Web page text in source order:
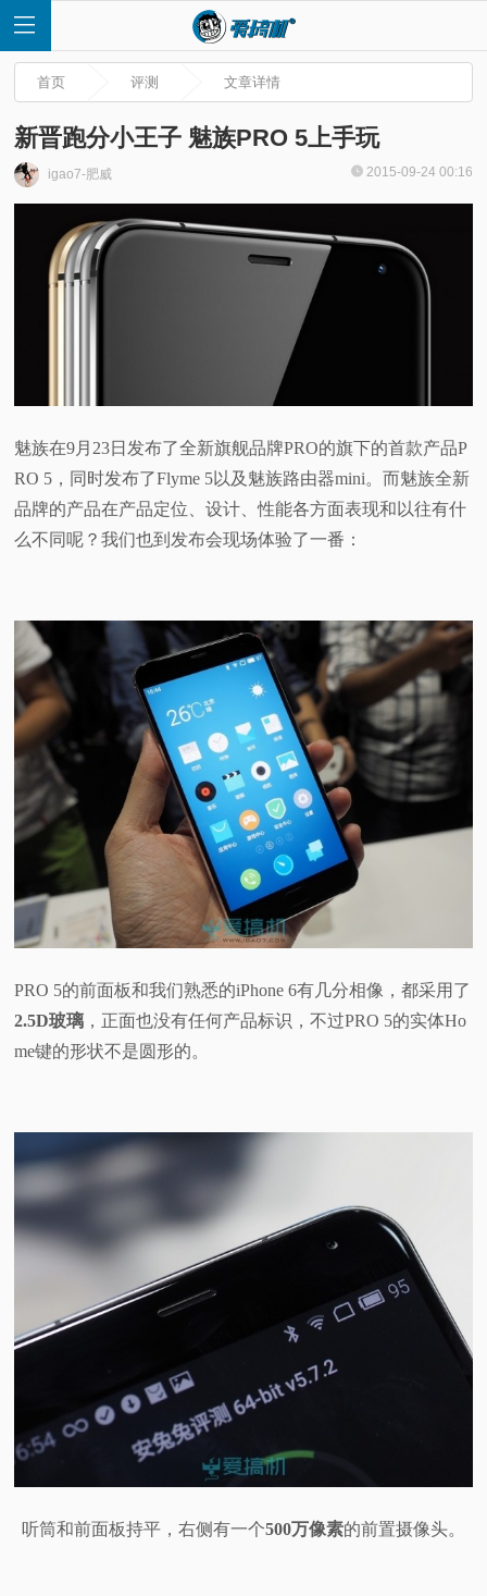
视
科
体
验
题
首页 评测 文章详情
新晋跑分小王子 魅族PRO 5上手玩
igao7-肥威 2015-09-24 00:16
魅族在9月23日发布了全新旗舰品牌PRO的旗下的首款产品P
RO 5，同时发布了Flyme 5以及魅族路由器mini。而魅族全新
品牌的产品在产品定位、设计、性能各方面表现和以往有什
么不同呢？我们也到发布会现场体验了一番：
PRO 5的前面板和我们熟悉的iPhone 6有几分相像，都采用了
2.5D玻璃 ，正面也没有任何产品标识，不过PRO 5的实体Ho
me键的形状不是圆形的。
听筒和前面板持平，右侧有一个500万像素的前置摄像头。